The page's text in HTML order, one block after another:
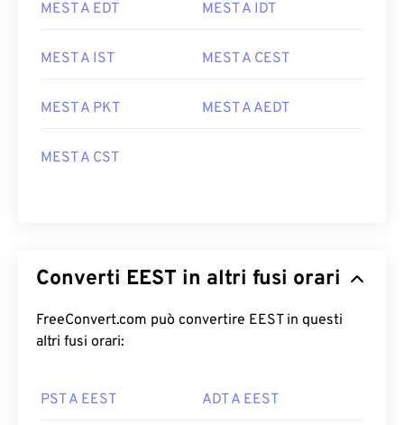
MEST A EDT MEST A IDT
MEST A IST MEST A CEST
MEST A PKT MEST A AEDT
MEST A CST
Converti EEST in altri fusi orari
FreeConvert.com può convertire EEST in questi
altri fusi orari:
PST A EEST ADT A EEST